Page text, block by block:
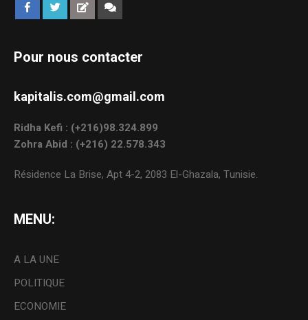
Pour nous contacter
kapitalis.com@gmail.com
Ridha Kefi : (+216)98.324.899
Zohra Abid : (+216) 22.578.343
Résidence La Brise, Apt 4-2, 2083 El-Ghazala, Tunisie.
MENU:
A LA UNE
POLITIQUE
ECONOMIE